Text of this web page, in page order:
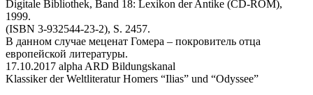
Digitale Bibliothek, Band 18: Lexikon der Antike (CD-ROM),
1999.
(ISBN 3-932544-23-2), S. 2457.
В данном случае меценат Гомера – покровитель отца
европейской литературы.
17.10.2017 alpha ARD Bildungskanal
Klassiker der Weltliteratur Homers “Ilias” und “Odyssee”